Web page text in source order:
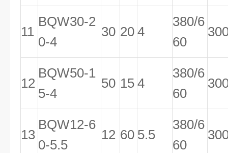
11
BQW30-2
0-4
30 20 4
380/6
60
12
BQW50-1
5-4
50 15 4
380/6
60
13
BQW12-6
0-5.5
12 60 5.5
380/6
60